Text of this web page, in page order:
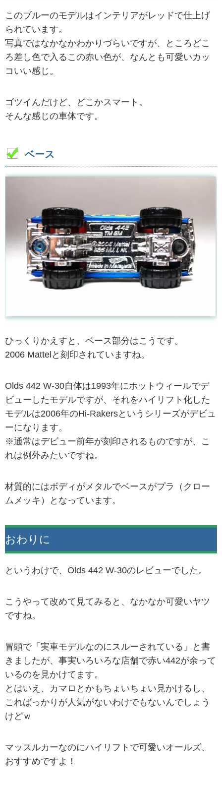
このブルーのモデルはインテリアがレッドで仕上げ
られています。
写真ではなかなかわかりづらいですが、ところどこ
ろ差し色で入るこの赤い色が、なんとも可愛いカッ
コいい感じ。
ゴツイんだけど、どこかスマート。
そんな感じの車体です。
ベース
ひっくりかえすと、ベース部分はこうです。
2006 Mattelと刻印されていますね。
Olds 442 W-30自体は1993年にホットウィールでデ
ビューしたモデルですが、それをハイリフト化した
モデルは2006年のHi-Rakersというシリーズがデビュ
ーになります。
※通常はデビュー前年が刻印されるものですが、こ
れは例外みたいですね。
材質的にはボディがメタルでベースがプラ（クロー
ムメッキ）となっています。
おわりに
というわけで、Olds 442 W-30のレビューでした。
こうやって改めて見てみると、なかなか可愛いヤツ
ですね。
冒頭で「実車モデルなのにスルーされている」と書
きましたが、事実いろいろな店舗で赤い442が余って
いるのを見かけてます。
とはいえ、カマロとかもちょいちょい見かけるし、
こればっかりが人気がないわけでもないんでしょう
けどｗ
マッスルカーなのにハイリフトで可愛いオールズ、
おすすめですよ！